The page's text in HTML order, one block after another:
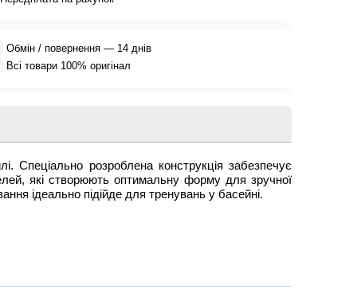
Обмін / повернення — 14 днів
Всі товари 100% оригінал
розроблена конструкція забезпечує
які створюють оптимальну форму для зручної
ідеально підійде для тренувань у басейні.